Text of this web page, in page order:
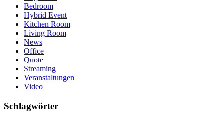
Bedroom
Hybrid Event
Kitchen Room
Living Room
News
Office
Quote
Streaming
Veranstaltungen
Video
Schlagwörter